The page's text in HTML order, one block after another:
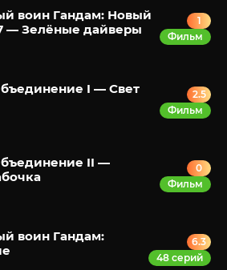
воин Гандам: Новый
— Зелёные дайверы
1
Фильм
I — Свет
2.5
Фильм
II —
0
Фильм
воин Гандам:
6.3
48 серий